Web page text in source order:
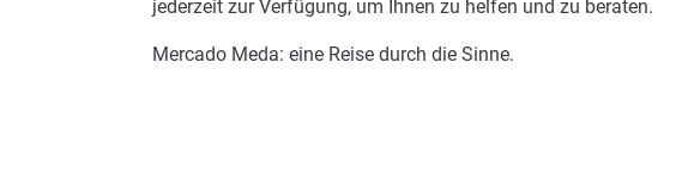
jederzeit zur Verfügung, um Ihnen zu helfen und zu beraten.
Mercado Meda: eine Reise durch die Sinne.